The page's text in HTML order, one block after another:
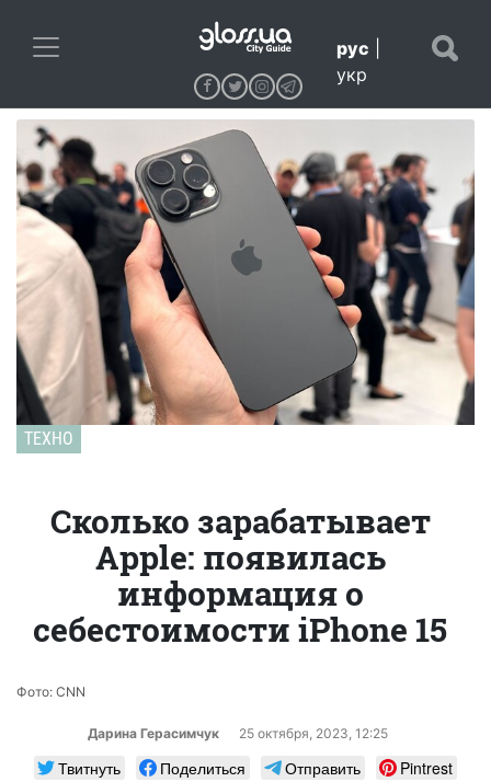
рус
укр
ТЕХНО
Сколько зарабатывает
Apple: появилась
информация о
себестоимости iPhone 15
Фото: CNN
Дарина Герасимчук 25 октября, 2023, 12:25
Твитнуть Поделиться Отправить
Pintrest